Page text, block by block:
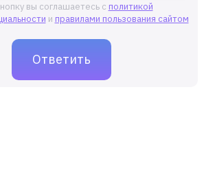
вы соглашаетесь с политикой
и правилами пользования сайтом